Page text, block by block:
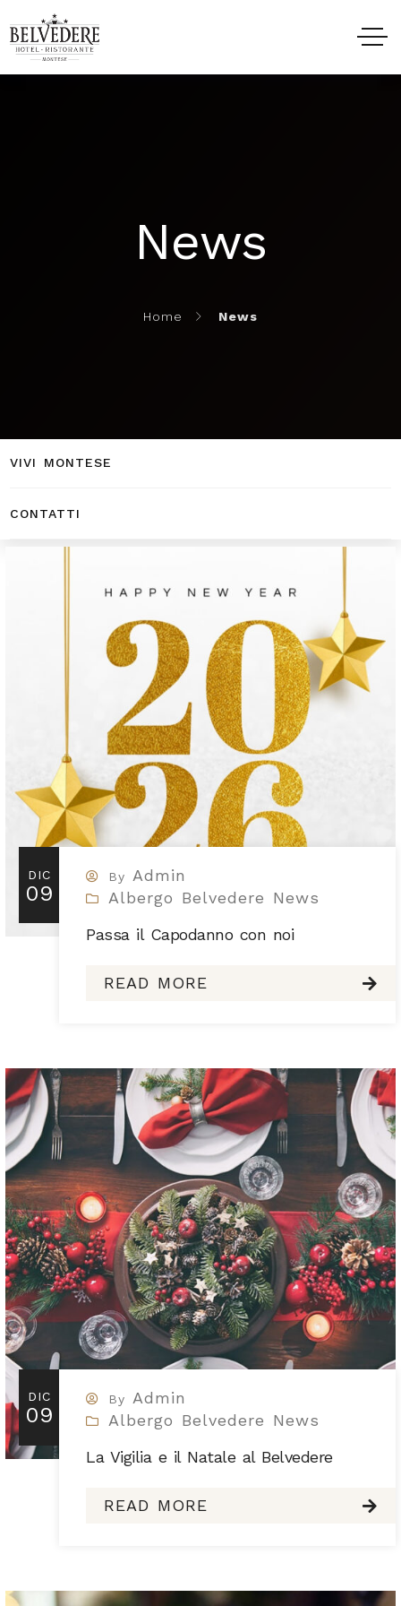
VIVI MONTESE
CONTATTI
News
Home News
09
DIC By Admin
Albergo Belvedere News
Passa il Capodanno con noi
READ MORE
09
DIC By Admin
Albergo Belvedere News
La Vigilia e il Natale al Belvedere
READ MORE